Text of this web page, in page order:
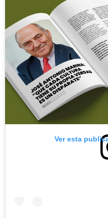
Ver esta